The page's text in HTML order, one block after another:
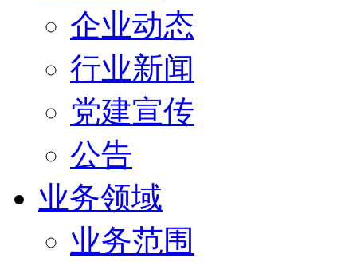
企业动态
行业新闻
党建宣传
公告
业务领域
业务范围